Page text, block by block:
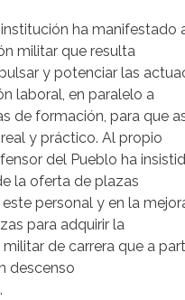
ha manifestado
militar que resulta
y potenciar las
laboral, en paralelo a
de formación, para que
y práctico. Al propio
del Pueblo ha
la oferta de plazas
personal y en la
para adquirir la
de carrera que a
descenso